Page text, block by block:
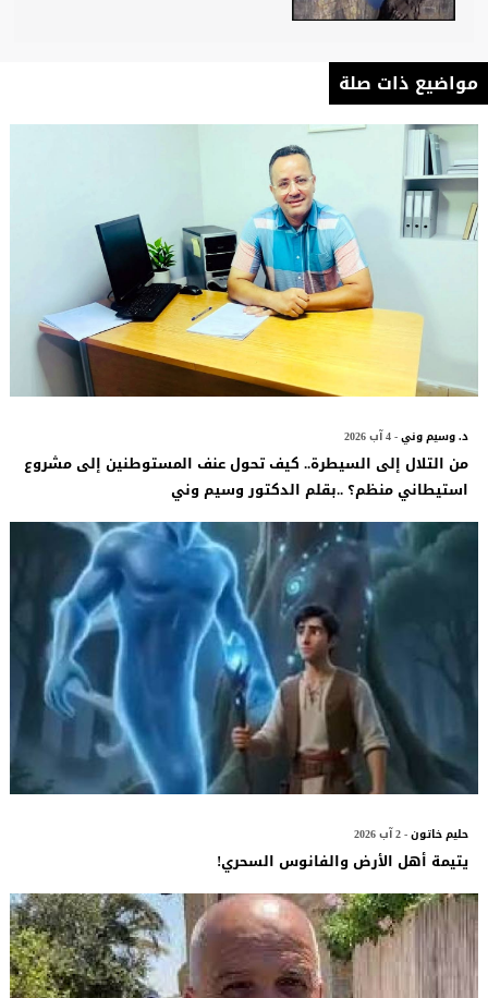
مواضيع ذات صلة
د. وسيم وني- 4 آب 2026
من التلال إلى السيطرة.. كيف تحول عنف المستوطنين إلى مشروع
استيطاني منظم؟ ..بقلم الدكتور وسيم وني
حليم خاتون- 2 آب 2026
يتيمة أهل الأرض والفانوس السحري!